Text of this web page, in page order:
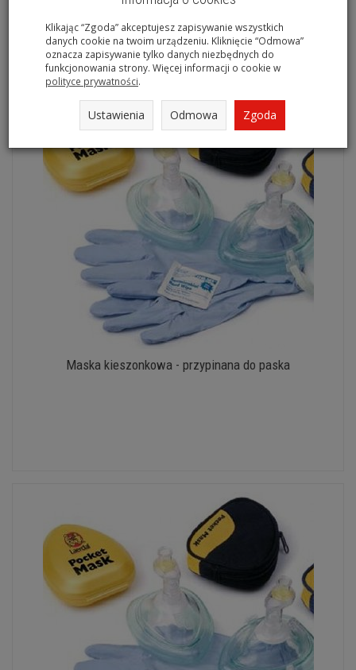
Do koszyka
Maska kieszonkowa - przypinana do paska
Klikając “Zgoda” akceptujesz zapisywanie wszystkich
danych cookie na twoim urządzeniu. Kliknięcie “Odmowa”
oznacza zapisywanie tylko danych niezbędnych do
funkcjonowania strony. Więcej informacji o cookie w
polityce prywatności.
Ustawienia Odmowa Zgoda